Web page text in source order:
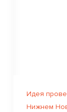
Идея
Нижнем